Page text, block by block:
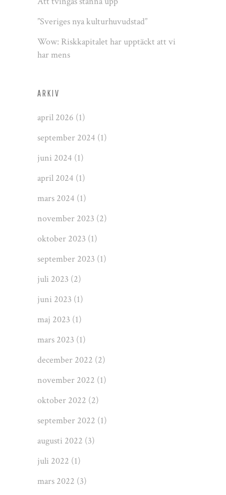
”Sveriges nya kulturhuvudstad”
Wow: Riskkapitalet har upptäckt att vi
har mens
ARKIV
april 2026 (1)
september 2024 (1)
juni 2024 (1)
april 2024 (1)
mars 2024 (1)
november 2023 (2)
oktober 2023 (1)
september 2023 (1)
juli 2023 (2)
juni 2023 (1)
maj 2023 (1)
mars 2023 (1)
december 2022 (2)
november 2022 (1)
oktober 2022 (2)
september 2022 (1)
augusti 2022 (3)
juli 2022 (1)
mars 2022 (3)